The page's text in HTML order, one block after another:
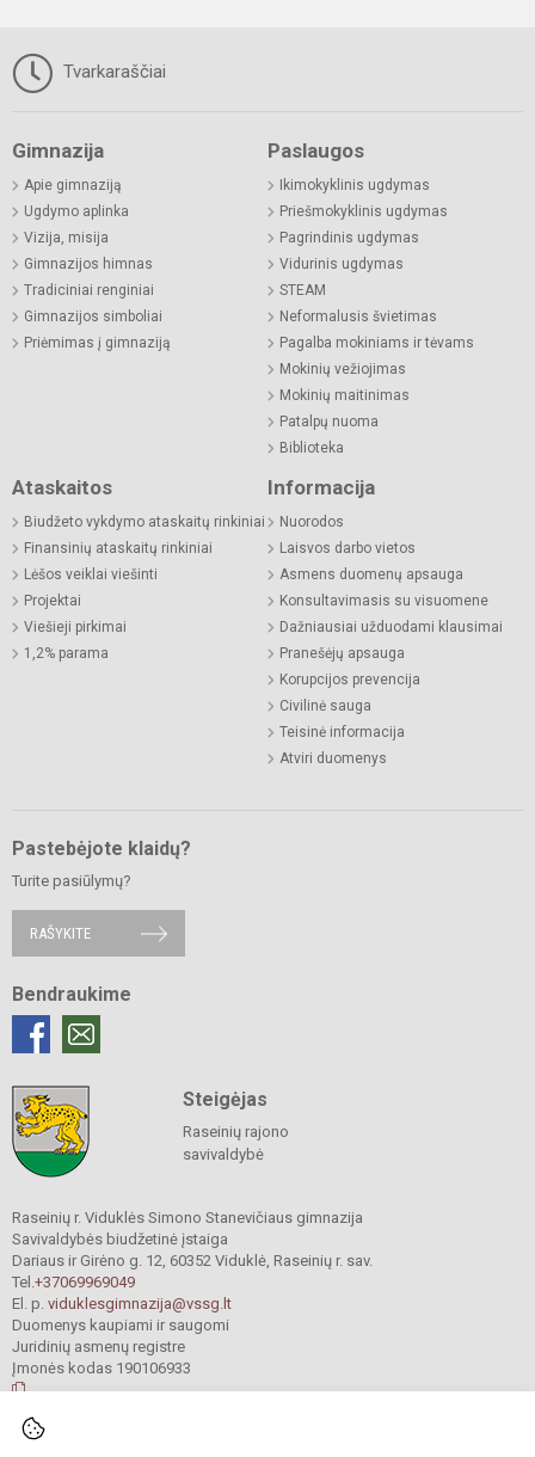
Tvarkaraščiai
Gimnazija
Apie gimnaziją
Ugdymo aplinka
Vizija, misija
Gimnazijos himnas
Tradiciniai renginiai
Gimnazijos simboliai
Priėmimas į gimnaziją
Paslaugos
Ikimokyklinis ugdymas
Priešmokyklinis ugdymas
Pagrindinis ugdymas
Vidurinis ugdymas
STEAM
Neformalusis švietimas
Pagalba mokiniams ir tėvams
Mokinių vežiojimas
Mokinių maitinimas
Patalpų nuoma
Biblioteka
Ataskaitos
Biudžeto vykdymo ataskaitų rinkiniai
Finansinių ataskaitų rinkiniai
Lėšos veiklai viešinti
Projektai
Viešieji pirkimai
1,2% parama
Informacija
Nuorodos
Laisvos darbo vietos
Asmens duomenų apsauga
Konsultavimasis su visuomene
Dažniausiai užduodami klausimai
Pranešėjų apsauga
Korupcijos prevencija
Civilinė sauga
Teisinė informacija
Atviri duomenys
Pastebėjote klaidų?
Turite pasiūlymų?
RAŠYKITE
Bendraukime
Steigėjas
Raseinių rajono
savivaldybė
Raseinių r. Viduklės Simono Stanevičiaus gimnazija
Savivaldybės biudžetinė įstaiga
Dariaus ir Girėno g. 12, 60352 Viduklė, Raseinių r. sav.
Tel.+37069969049
El. p. viduklesgimnazija@vssg.lt
Duomenys kaupiami ir saugomi
Juridinių asmenų registre
Įmonės kodas 190106933